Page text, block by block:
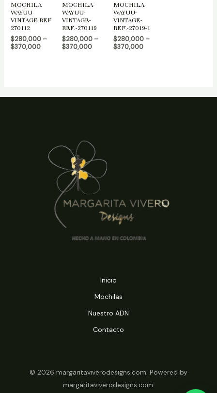
MOCHILA
WAYUU
VINTAGE REF
270112
$280,000–
$370,000
MOCHILA-
WAYUU-
VINTAGE-
REF.-270119
$280,000–
$370,000
MOCHILA-
WAYUU-
VINTAGE-
REF.-27019-1
$280,000–
$370,000
Inicio
Mochilas
Nuestro ADN
Contacto
© 2026 margaritaviverodesigns.com. Powered by
margaritaviverodesigns.com.